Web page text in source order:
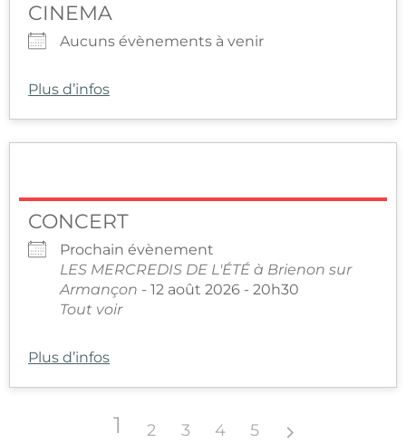
CINEMA
Aucuns évènements à venir
Plus d’infos
CONCERT
Prochain évènement
LES MERCREDIS DE L'ÉTÉ à Brienon sur
Armançon - 12 août 2026 - 20h30
Tout voir
Plus d’infos
1 2 3 4 5